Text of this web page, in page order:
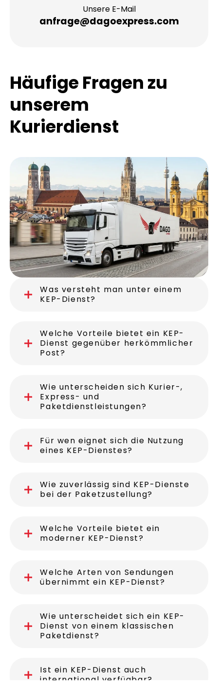
Häufige Fragen zu
Kurierdienst
Was versteht man unter einem
KEP-Dienst?
Dienst gegenüber herkömmlicher
Post?
Express- und
Paketdienstleistungen?
Für wen eignet sich die Nutzung
eines KEP-Dienstes?
Wie zuverlässig sind KEP-Dienste
bei der Paketzustellung?
Welche Vorteile bietet ein
moderner KEP-Dienst?
Welche Arten von Sendungen
übernimmt ein KEP-Dienst?
Dienst von einem klassischen
Paketdienst?